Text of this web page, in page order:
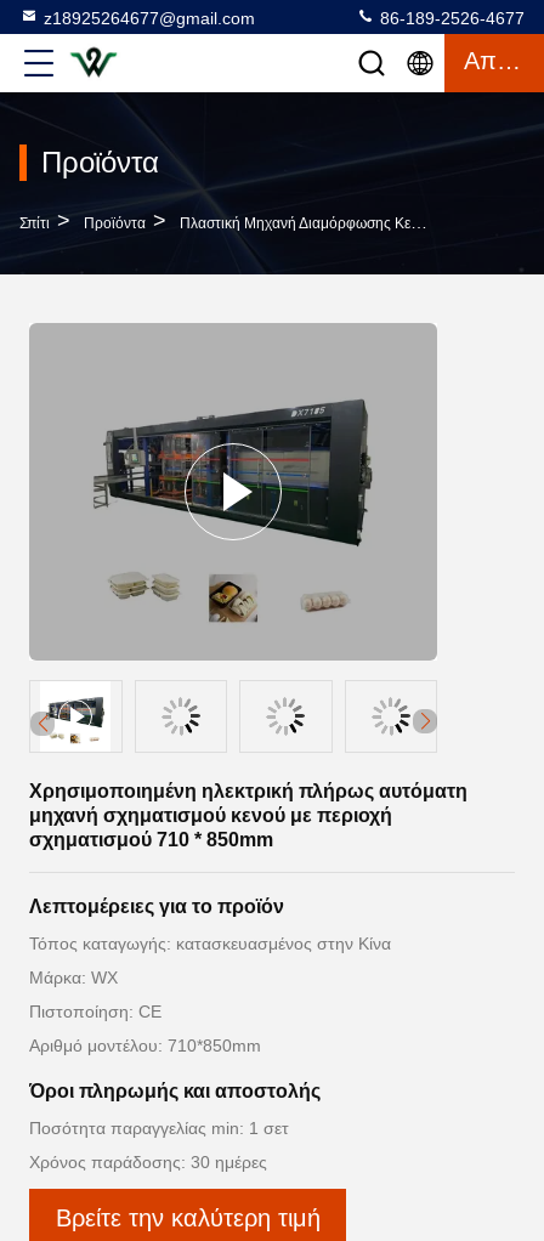
z18925264677@gmail.com 86-189-2526-4677
Απόσπασμα
Προϊόντα
Σπίτι > Προϊόντα > Πλαστική Μηχανή Διαμόρφωσης Κενού
Χρησιμοποιημένη ηλεκτρική πλήρως αυτόματη
μηχανή σχηματισμού κενού με περιοχή
σχηματισμού 710 * 850mm
Λεπτομέρειες για το προϊόν
Τόπος καταγωγής: κατασκευασμένος στην Κίνα
Μάρκα: WX
Πιστοποίηση: CE
Αριθμό μοντέλου: 710*850mm
Όροι πληρωμής και αποστολής
Ποσότητα παραγγελίας min: 1 σετ
Χρόνος παράδοσης: 30 ημέρες
Βρείτε την καλύτερη τιμή